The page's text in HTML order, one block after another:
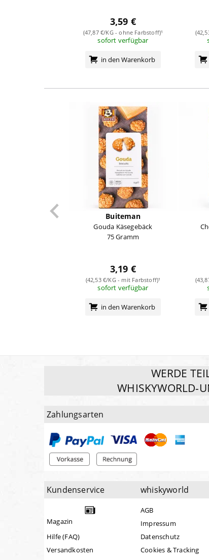
3,59 €
(47,87 €/KG - ohne Farbstoff)¹
sofort verfügbar
in den Warenkorb
Buiteman
Gouda Käsegebäck
75 Gramm
3,19 €
(42,53 €/KG - mit Farbstoff)¹
sofort verfügbar
in den Warenkorb
WERDE
WHISKYWORLD-
Zahlungsarten
Kundenservice
Magazin
Hilfe (FAQ)
Versandkosten
whiskyworld
AGB
Impressum
Datenschutz
Cookies & Tracking